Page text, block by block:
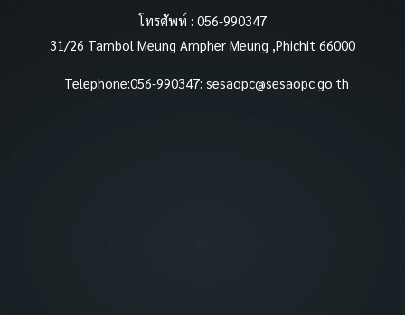
โทรศัพท์ : 056-990347
31/26 Tambol Meung Ampher Meung ,Phichit 66000
Telephone:056-990347: sesaopc@sesaopc.go.th